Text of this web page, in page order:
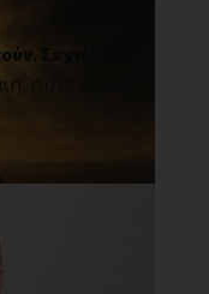
Σε χτίζουν!
ούτε άδικη.